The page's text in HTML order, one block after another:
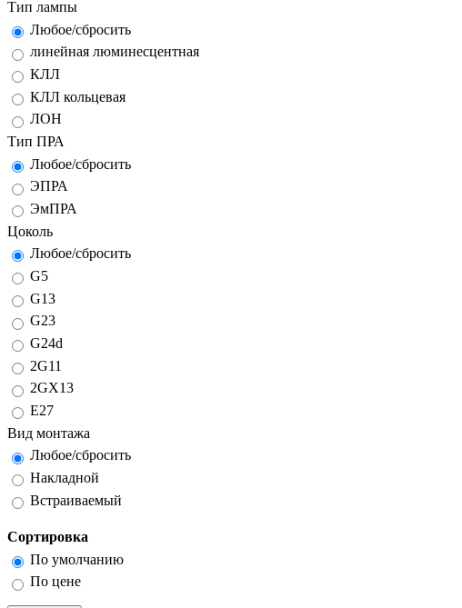
Тип лампы
Любое/сбросить
линейная люминесцентная
КЛЛ
КЛЛ кольцевая
ЛОН
Тип ПРА
Любое/сбросить
ЭПРА
ЭмПРА
Цоколь
Любое/сбросить
G5
G13
G23
G24d
2G11
2GX13
E27
Вид монтажа
Любое/сбросить
Накладной
Встраиваемый
Сортировка
По умолчанию
По цене